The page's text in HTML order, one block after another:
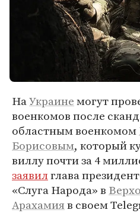
НаУкраинемогут
военкомов после
областным военкомом
Борисовым, который
виллу почти за 4
заявилглава
«Слуга Народа» в
Арахамияв своем